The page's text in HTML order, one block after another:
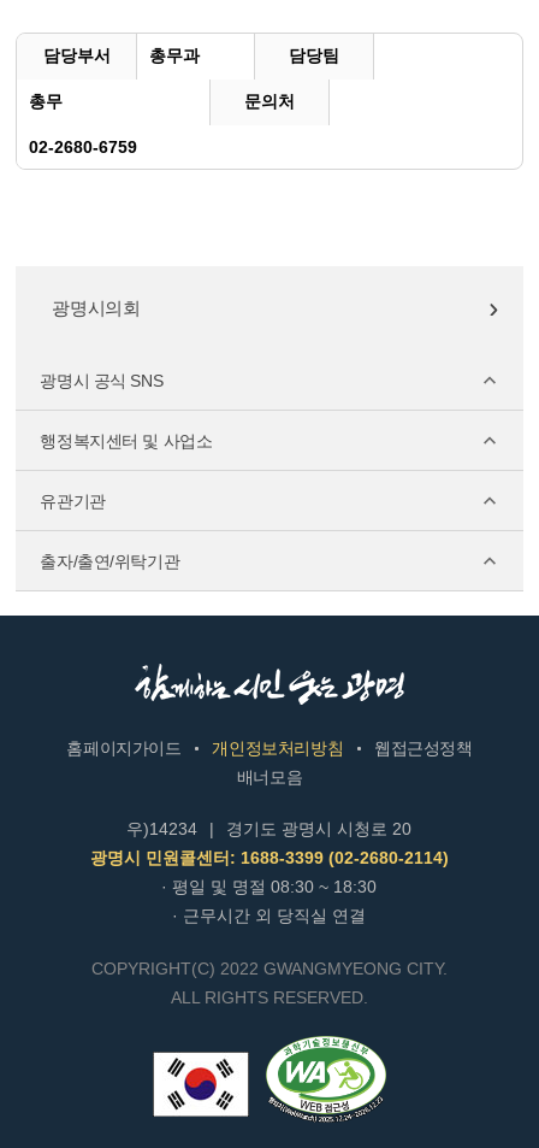
담당부서 총무과 담당팀
총무 문의처
02-2680-6759
광명시의회
광명시 공식 SNS
행정복지센터 및 사업소
유관기관
출자/출연/위탁기관
홈페이지가이드 개인정보처리방침
웹접근성정책
배너모음
우)14234 |
경기도 광명시 시청로 20
광명시 민원콜센터: 1688-3399 (02-2680-2114)
· 평일 및 명절 08:30 ~ 18:30
· 근무시간 외 당직실 연결
COPYRIGHT(C) 2022 GWANGMYEONG CITY.
ALL RIGHTS RESERVED.